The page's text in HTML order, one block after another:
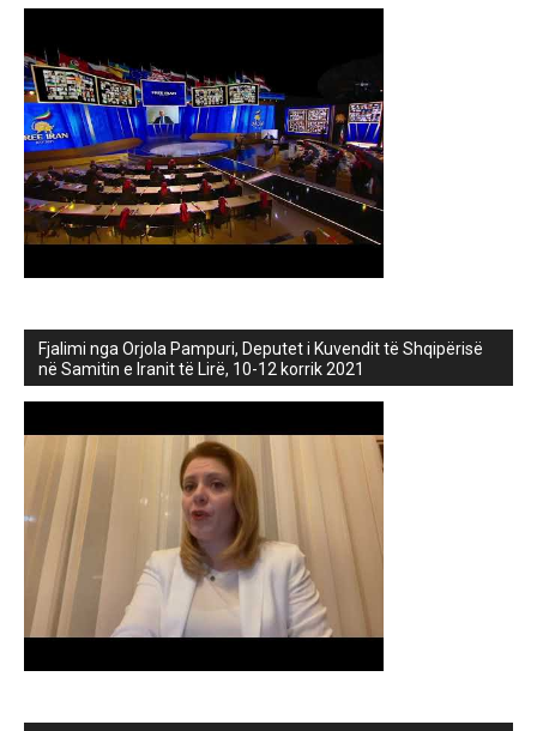
Fjalimi nga Orjola Pampuri, Deputet i Kuvendit të Shqipërisë
në Samitin e Iranit të Lirë, 10-12 korrik 2021